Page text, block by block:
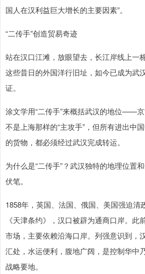
国人在汉利益巨大增长的主要因素”。
“二传手”创造贸易奇迹
站在汉口江滩，放眼望去，长江岸线上一
这些昔日的外国洋行旧址，如今已成为武
证。
涂文学用“二传手”来概括武汉的地位——
不是上海那样的“主攻手”，但所有进出中
的货物，都必须经过武汉完成转运。
为什么是“二传手”？武汉独特的地理位置
伏笔。
1858年，英国、法国、俄国、美国强迫清
《天津条约》，汉口被辟为通商口岸。此
市场，主要依赖沿海口岸。列强意识到，
汇处，水运便利，腹地广阔，是控制华中
战略要地。